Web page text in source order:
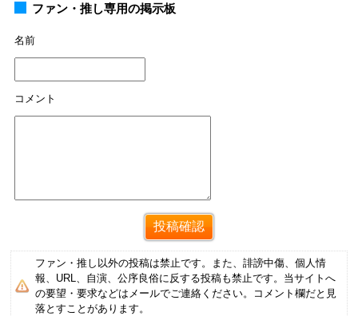
ファン・推し専用の掲示板
名前
コメント
ファン・推し以外の投稿は禁止です。また、誹謗中傷、個人情
報、URL、自演、公序良俗に反する投稿も禁止です。当サイトへ
の要望・要求などはメールでご連絡ください。コメント欄だと見
落とすことがあります。